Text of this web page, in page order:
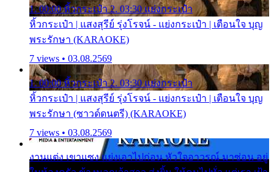
1. 00:00 หิ้วกระเป๋า 2. 03:30 แย่งกระเป๋า
หิ้วกระเป๋า | แสงสุรีย์ รุ่งโรจน์ - แย่งกระเป๋า | เตือนใจ บุญ
พระรักษา (KARAOKE)
7 views • 03.08.2569
1. 00:00 หิ้วกระเป๋า 2. 03:30 แย่งกระเป๋า
หิ้วกระเป๋า | แสงสุรีย์ รุ่งโรจน์ - แย่งกระเป๋า | เตือนใจ บุญ
พระรักษา (ซาวด์ดนตรี) (KARAOKE)
7 views • 03.08.2569
งานแต่ง เขาแซง แย่งเอาไปก่อน หัวใจอาวรณ์ มาซ่อน อยู่